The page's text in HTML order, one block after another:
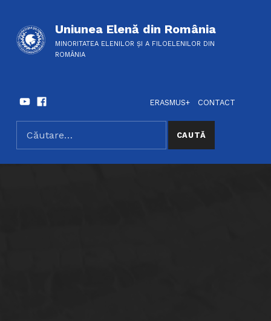
Uniunea Elenă din România
MINORITATEA ELENILOR ȘI A FILOELENILOR DIN
ROMÂNIA
SOCIAL LINKS
YoutubeFacebook
ERASMUS+
CONTACT
SEARCH THE SITE
Caută după: